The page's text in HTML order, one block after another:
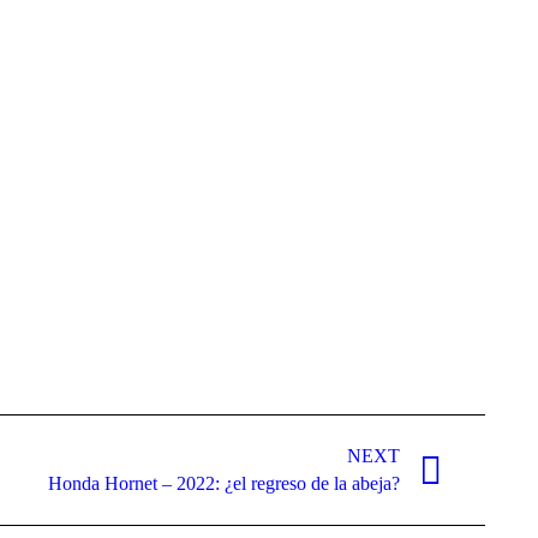
NEXT
Honda Hornet – 2022: ¿el regreso de la abeja?